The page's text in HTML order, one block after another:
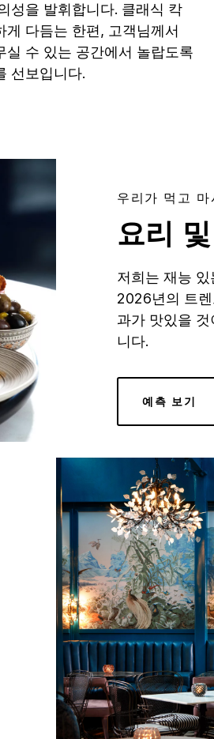
성을 발휘합니다. 클래식 칵
게 다듬는 한편, 고객님께서
실 수 있는 공간에서 놀랍도록
선보입니다.
우리가 먹고 마
요리
저희는 재능
2026년의 트
과가 맛있을
니다.
예측 보기